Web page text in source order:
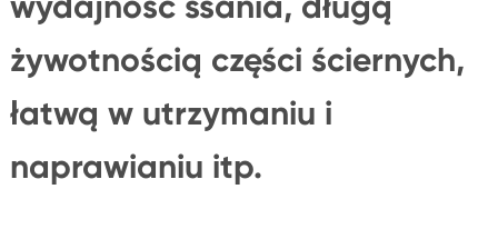
żywotnością części ściernych,
łatwą w utrzymaniu i
naprawianiu itp.